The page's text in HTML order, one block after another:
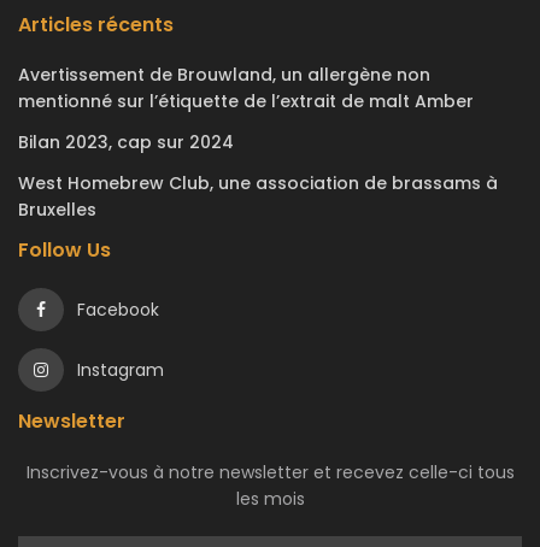
Articles récents
Avertissement de Brouwland, un allergène non
mentionné sur l’étiquette de l’extrait de malt Amber
Bilan 2023, cap sur 2024
West Homebrew Club, une association de brassams à
Bruxelles
Follow Us
Facebook
Instagram
Newsletter
Inscrivez-vous à notre newsletter et recevez celle-ci tous
les mois